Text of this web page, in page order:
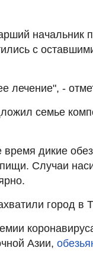
начальник
с
лечение", -
семье
время дикие
Случаи
город в
Азии,